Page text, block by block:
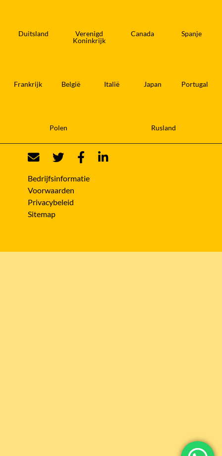
Duitsland
Verenigd
Koninkrijk
Canada Spanje
Frankrijk België Italië Japan Portugal
Polen Rusland
Bedrijfsinformatie
Voorwaarden
Privacybeleid
Sitemap